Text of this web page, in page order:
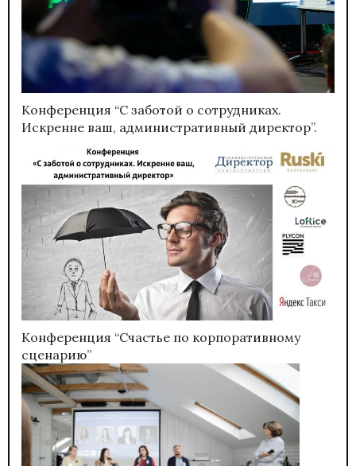
Конференция “С заботой о сотрудниках.
Искренне ваш, административный директор”.
Конференция “Счастье по корпоративному
сценарию”